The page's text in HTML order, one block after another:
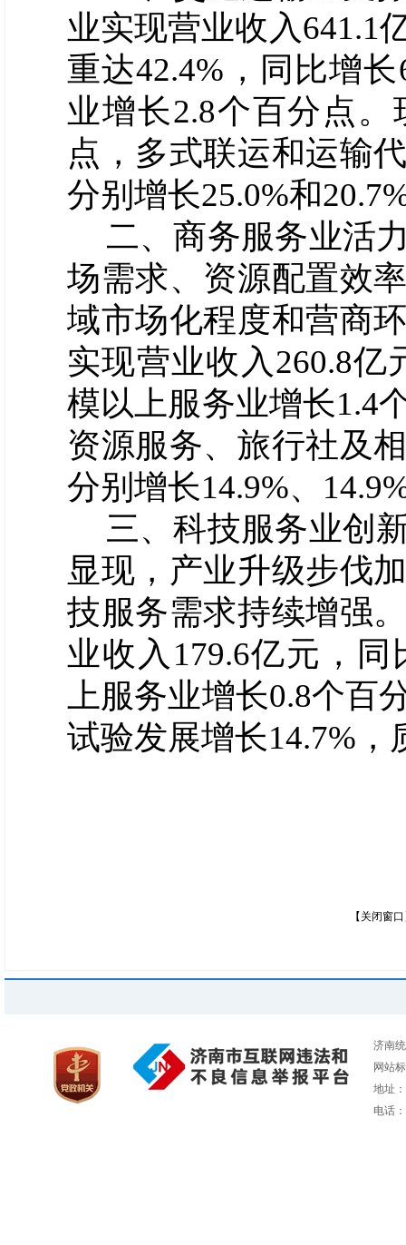
业实现营业收入641.1
重达42.4%，同比增长
业增长2.8个百分点。
点，多式联运和运输
分别增长25.0%和20.7
二、商务服务业活
场需求、资源配置效
域市场化程度和营商
实现营业收入 260.8亿
模以上服务业增长1.4
资源服务、 旅行社及
分别 增长14.9%、14.9
三、科技服务业创
显现，产业升级步伐
技服务需求持续增强
业收入 179.6亿元，同
上服务业增长0.8个百
试验发展增长14.7%，
【关闭窗
济南
网站
地址
电话